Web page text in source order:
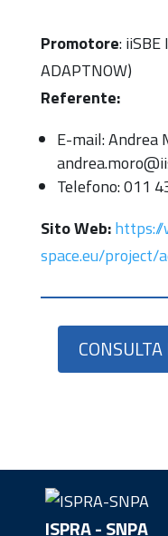
Promotore:
ADAPTNOW)
Referente:
E-mail: Andrea
Telefono: 011
Sito Web:
space.eu/project/
ISPRA - SNPA